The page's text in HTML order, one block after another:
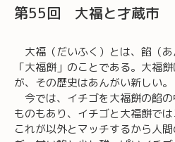
第55回 大福と才蔵市
大福（だいふく）とは、餡（
「大福餅」のことである。大福
が、その歴史はあんがい新しい。
今では、イチゴを大福餅の餡
ものもあり、イチゴと大福餅では
これが以外とマッチするから人